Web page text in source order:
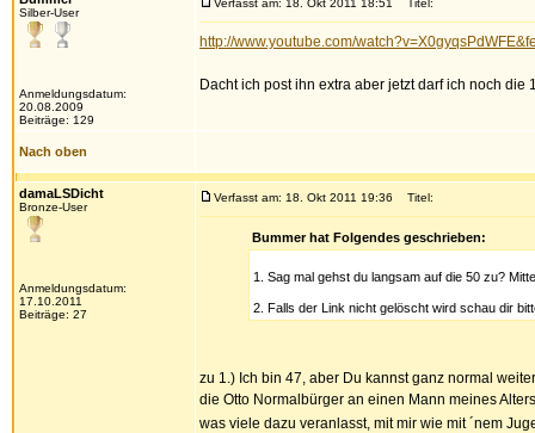
Silber-User
Anmeldungsdatum:
20.08.2009
Beiträge: 129
Verfasst am: 18. Okt 2011 18:51 Titel:
http://www.youtube.com/
Dacht ich post ihn extra aber jetzt darf ich noch die
Nach oben
damaLSDicht
Bronze-User
Anmeldungsdatum:
17.10.2011
Beiträge: 27
Verfasst am: 18. Okt 2011 19:36 Titel:
Bummer hat Folgendes geschrieben:
1. Sag mal gehst du langsam auf die 50 zu?
2. Falls der Link nicht gelöscht wird schau dir
zu 1.) Ich bin 47, aber Du kannst ganz normal
die Otto Normalbürger an einen Mann meines
was viele dazu veranlasst, mit mir wie mit ´nem